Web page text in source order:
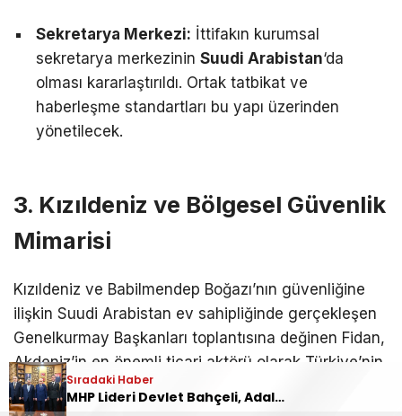
Sekretarya Merkezi: İttifakın kurumsal
sekretarya merkezinin Suudi Arabistan‘da
olması kararlaştırıldı. Ortak tatbikat ve
haberleşme standartları bu yapı üzerinden
yönetilecek.
3. Kızıldeniz ve Bölgesel Güvenlik
Mimarisi
Kızıldeniz ve Babilmendep Boğazı’nın güvenliğine
ilişkin Suudi Arabistan ev sahipliğinde gerçekleşen
Genelkurmay Başkanları toplantısına değinen Fidan,
Akdeniz’in en önemli ticari aktörü olarak Türkiye’nin
bu süreçte aktif rol almasının doğal olduğunu
kaydetti.
Sıradaki Haber
MHP Lideri Devlet Bahçeli, Adalet Komisyonu Üyelerini Makamında Kabul Etti